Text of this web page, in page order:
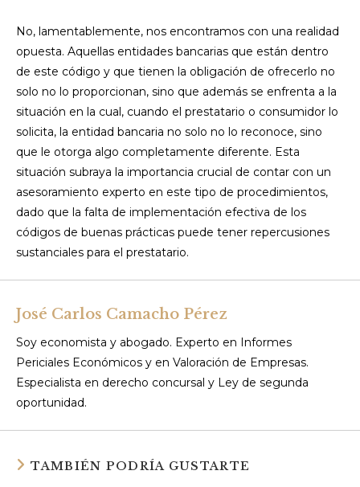
No, lamentablemente, nos encontramos con una realidad
opuesta. Aquellas entidades bancarias que están dentro
de este código y que tienen la obligación de ofrecerlo no
solo no lo proporcionan, sino que además se enfrenta a la
situación en la cual, cuando el prestatario o consumidor lo
solicita, la entidad bancaria no solo no lo reconoce, sino
que le otorga algo completamente diferente. Esta
situación subraya la importancia crucial de contar con un
asesoramiento experto en este tipo de procedimientos,
dado que la falta de implementación efectiva de los
códigos de buenas prácticas puede tener repercusiones
sustanciales para el prestatario.
José Carlos Camacho Pérez
Soy economista y abogado. Experto en Informes
Periciales Económicos y en Valoración de Empresas.
Especialista en derecho concursal y Ley de segunda
oportunidad.
TAMBIÉN PODRÍA GUSTARTE